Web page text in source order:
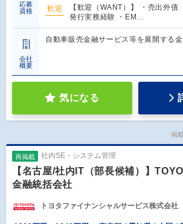
応募
資格
歓迎
【歓迎（WANT）】 ・売出外
発行実務経験 ・EM…
会社
概要
自動車販売金融サービス等を展開する
気になる
掲
再掲載 社内SE・システム管理
【名古屋/社内IT（部長候補）】
金融統括会社
トヨタファイナンシャルサービス株式会社